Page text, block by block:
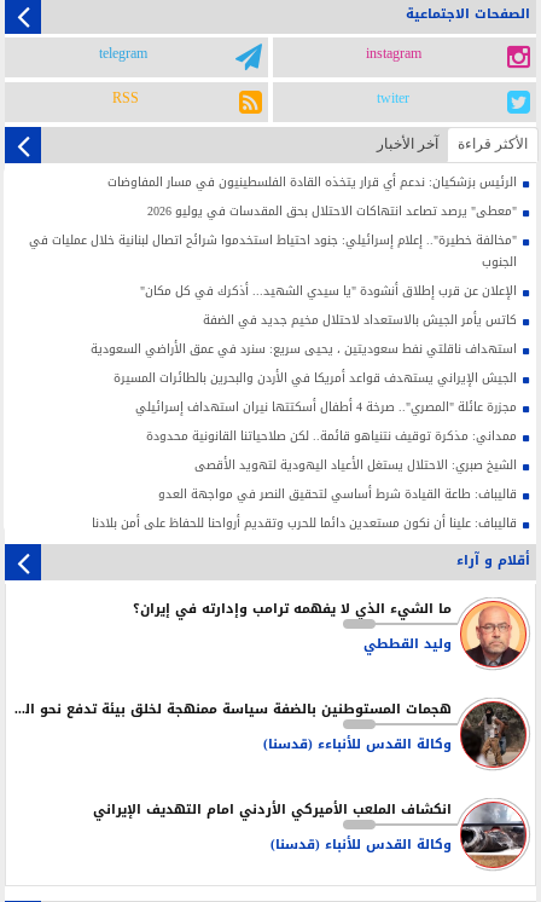
الصفحات الاجتماعية
instagram
telegram
twiter
RSS
الأکثر قراءة آخر الأخبار
الرئيس بزشكيان: ندعم أي قرار يتخذه القادة الفلسطينيون في مسار المفاوضات
"معطى" يرصد تصاعد انتهاكات الاحتلال بحق المقدسات في يوليو 2026
"مخالفة خطيرة".. إعلام إسرائيلي: جنود احتياط استخدموا شرائح اتصال لبنانية خلال عمليات في
الجنوب
الإعلان عن قرب إطلاق أنشودة "يا سيدي الشهيد... أذكرك في كل مكان"
كاتس يأمر الجيش بالاستعداد لاحتلال مخيم جديد في الضفة
استهداف ناقلتي نفط سعوديتين ، يحيى سريع: سنرد في عمق الأراضي السعودية
الجيش الإيراني يستهدف قواعد أمريكا في الأردن والبحرين بالطائرات المسيرة
مجزرة عائلة "المصري".. صرخة 4 أطفال أسكتتها نيران استهداف إسرائيلي
ممداني: مذكرة توقيف نتنياهو قائمة.. لكن صلاحياتنا القانونية محدودة
الشيخ صبري: الاحتلال يستغل الأعياد اليهودية لتهويد الأقصى
قاليباف: طاعة القيادة شرط أساسي لتحقيق النصر في مواجهة العدو
قاليباف: علينا أن نكون مستعدين دائما للحرب وتقديم أرواحنا للحفاظ على أمن بلادنا
أقلام و آراء
ما الشيء الذي لا يفهمه ترامب وإدارته في إيران؟
وليد القططي
هجمات المستوطنين بالضفة سياسة ممنهجة لخلق بيئة تدفع نحو التهجير
وكالة القدس للأنباءء (قدسنا)
انكشاف الملعب الأميركي الأردني امام التهديف الإيراني
وكالة القدس للأنباء (قدسنا)